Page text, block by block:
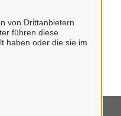
von Drittanbietern
führen diese
haben oder die sie im